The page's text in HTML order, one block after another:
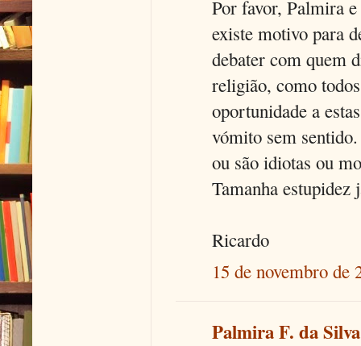
Por favor, Palmira
existe motivo para
debater com quem
religião, como
oportunidade a
vómito sem
ou são idiotas ou
Tamanha estupidez
Ricardo
15 de novembro de
Palmira F. da Silva